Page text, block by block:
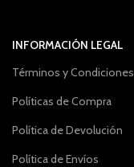
INFORMACIÓN LEGAL
Términos y Condiciones
Políticas de Compra
Política de Devolución
Política de Envíos